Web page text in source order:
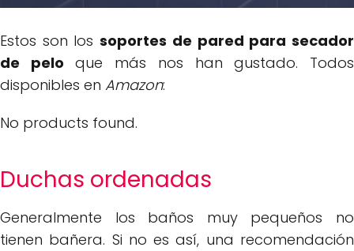
Estos son lossoportes de pared para secador
de pelo que más nos han gustado. Todos
disponibles en Amazon:
No products found.
Duchas ordenadas
Generalmente los baños muy pequeños no
tienen bañera. Si no es así, una recomendación